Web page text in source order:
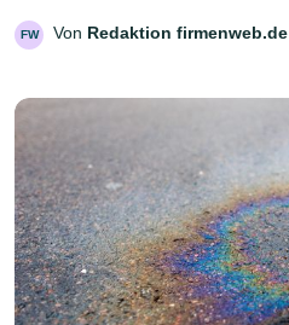
FW Von Redaktion firmenweb.de